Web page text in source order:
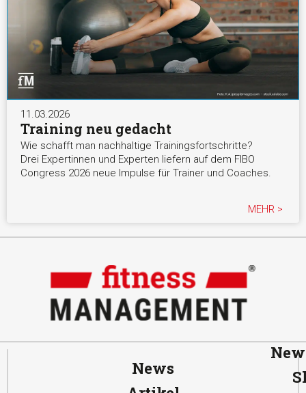
11.03.2026
Training neu gedacht
Wie schafft man nachhaltige Trainingsfortschritte?
Drei Expertinnen und Experten liefern auf dem FIBO
Congress 2026 neue Impulse für Trainer und Coaches.
MEHR >
News